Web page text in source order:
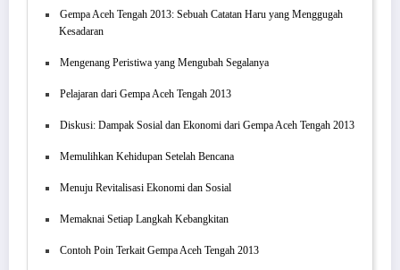
Gempa Aceh Tengah 2013: Sebuah Catatan Haru yang Menggugah
Kesadaran
Mengenang Peristiwa yang Mengubah Segalanya
Pelajaran dari Gempa Aceh Tengah 2013
Diskusi: Dampak Sosial dan Ekonomi dari Gempa Aceh Tengah 2013
Memulihkan Kehidupan Setelah Bencana
Menuju Revitalisasi Ekonomi dan Sosial
Memaknai Setiap Langkah Kebangkitan
Contoh Poin Terkait Gempa Aceh Tengah 2013